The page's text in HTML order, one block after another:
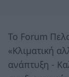
Το Forum
«Κλιματική
ανάπτυξη -